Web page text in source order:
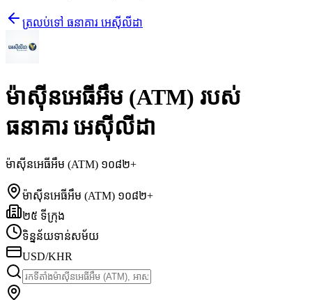
ត្រលប់ទៅ ធនាគារ អេស៊ីលីដា
ម៉ាស៊ីនអេធីអឹម (ATM) របស់
ធនាគារ អេស៊ីលីដា
ម៉ាស៊ីនអេធីអឹម (ATM) ១០៨២+
ម៉ាស៊ីនអេធីអឹម (ATM) ១០៨២+
២៥ ទីក្រុង
ទិន្នន័យទាន់សម័យ
USD/KHR